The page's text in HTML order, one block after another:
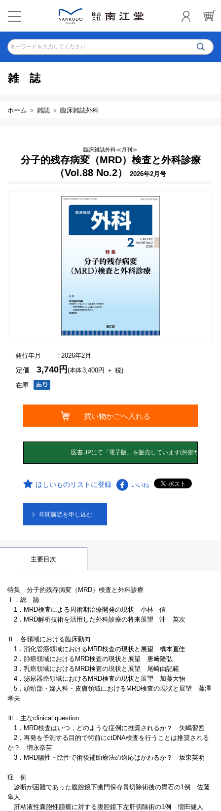
キーワードを入力してください
雑誌
ホーム 雑誌 臨床雑誌外科
臨床雑誌外科≪月刊≫
分子的残存病変（MRD）検査と外科診療
（Vol.88 No.2）
2026年2月号
発行年月 : 2026年2月
在庫
定価3,740円(本体3,400円 ＋ 税)
ほしいものリストに登録 いいね
年間購読を申し込む
主要目次
特集 分子的残存病変（MRD）検査と外科診療
Ⅰ．総 論
1．MRD検査による周術期治療開発の現状 小林 信
2．MRD解析技術を活用した外科診療の将来展望 沖 英次
Ⅱ．各領域における臨床動向
1．消化管癌領域におけるMRD検査の現状と展望 橋本直佳
2．肺癌領域におけるMRD検査の現状と展望 唐﨑隆弘
3．乳癌領域におけるMRD検査の現状と展望 尾崎由記範
4．泌尿器癌領域におけるMRD検査の現状と展望 加藤大悟
5．頭頸部・婦人科・皮膚領域におけるMRD検査の現状と展望 藤澤
孝夫
Ⅲ．主なclinical question
1．MRD検査はいつ，どのような症例に推奨されるか？ 矢嶋習吾
2．再発を予測する目的で術前にctDNA検査を行うことは推奨される
か？ 増永奈苗
3．MRD陽性・陰性で術後補助療法の適応はかわるか？ 坂東英明
症 例
診断が困難であった腹腔鏡下幽門保存胃切除術後の胃石の1例 佐藤
隼人
肝粘液性囊胞性腫瘍に対する腹腔鏡下左肝切除術の1例 増田健人